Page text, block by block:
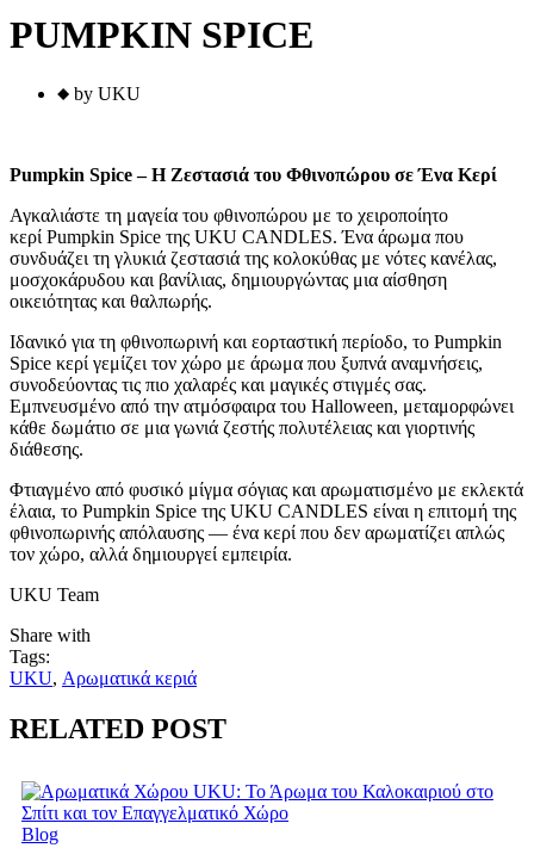
PUMPKIN SPICE
by UKU
Pumpkin Spice – Η Ζεστασιά του Φθινοπώρου σε Ένα Κερί
Αγκαλιάστε τη μαγεία του φθινοπώρου με το χειροποίητο
κερί Pumpkin Spice της UKU CANDLES. Ένα άρωμα που
συνδυάζει τη γλυκιά ζεστασιά της κολοκύθας με νότες κανέλας,
μοσχοκάρυδου και βανίλιας, δημιουργώντας μια αίσθηση
οικειότητας και θαλπωρής.
Ιδανικό για τη φθινοπωρινή και εορταστική περίοδο, το Pumpkin
Spice κερί γεμίζει τον χώρο με άρωμα που ξυπνά αναμνήσεις,
συνοδεύοντας τις πιο χαλαρές και μαγικές στιγμές σας.
Εμπνευσμένο από την ατμόσφαιρα του Halloween, μεταμορφώνει
κάθε δωμάτιο σε μια γωνιά ζεστής πολυτέλειας και γιορτινής
διάθεσης.
Φτιαγμένο από φυσικό μίγμα σόγιας και αρωματισμένο με εκλεκτά
έλαια, το Pumpkin Spice της UKU CANDLES είναι η επιτομή της
φθινοπωρινής απόλαυσης — ένα κερί που δεν αρωματίζει απλώς
τον χώρο, αλλά δημιουργεί εμπειρία.
UKU Team
Share with
Tags:
UKU, Αρωματικά κεριά
RELATED POST
Blog